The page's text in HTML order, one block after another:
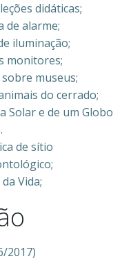
didáticas;
de alarme;
iluminação;
monitores;
museus;
do cerrado;
Solar e de um Globo
de sítio
Vida;
2017)